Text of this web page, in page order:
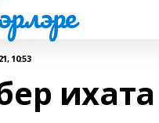
10:53